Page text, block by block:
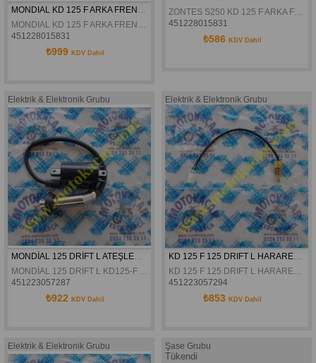
MONDIAL KD 125 F ARKA FREN BALATASI ORJINAL
MONDIAL KD 125 F ARKA FREN BALATASI ORJINAL
451228015831
₺999 KDV Dahil
ZONTES S250 KD 125 F ARKA FREN BALATASI ORJİNAL
451228015831
₺586 KDV Dahil
Elektrik & Elektronik Grubu
MONDİAL 125 DRİFT L ATEŞLEME BOBİNİ ORJİNAL
MONDİAL 125 DRİFT L KD125-F ATEŞLEME BOBİNİ ORJİNAL
451223057287
₺922 KDV Dahil
Elektrik & Elektronik Grubu
KD 125 F 125 DRIFT L HARARET MUSURU ORJINAL
KD 125 F 125 DRIFT L HARARET MUSURU ORJINAL
451223057294
₺853 KDV Dahil
Elektrik & Elektronik Grubu Şase Grubu
Tükendi